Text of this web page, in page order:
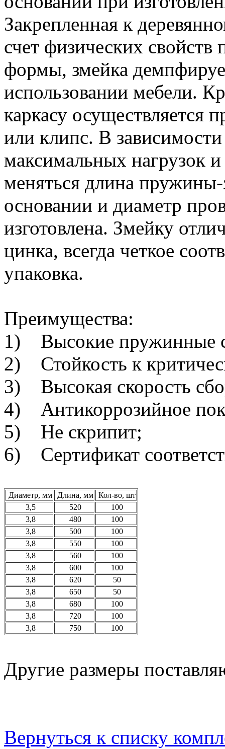
Закрепленная к
счет физических
формы, змейка
использовании мебели.
каркасу
или клипс. В
максимальных нагрузок
меняться длина пружины-
основании и диаметр
изготовлена. Змейку
цинка, всегда четкое
упаковка.
Преимущества:
1) Высокие пружинные
2) Стойкость к
3) Высокая скорость
4) Антикоррозийное
5) Не скрипит;
6) Сертификат
Диаметр, мм Длина, мм Кол-во, шт
3,5
520
100
3,8
480
100
3,8
500
100
3,8
550
100
3,8
560
100
3,8
600
100
3,8
620
50
3,8
650
50
3,8
680
100
3,8
720
100
3,8
750 100
Другие размеры
Вернуться к списку